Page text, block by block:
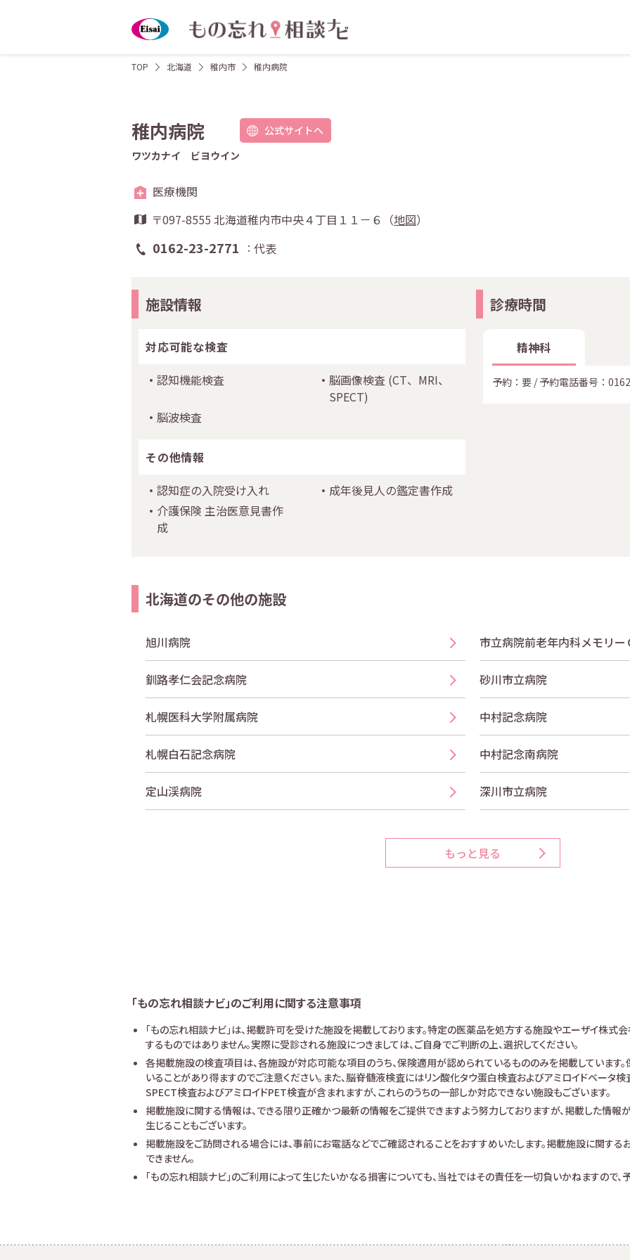
TOP 北海道 稚内市 稚内病院
稚内病院
公式サイトへ
ワツカナイ ビヨウイン
医療機関
〒097-8555 北海道稚内市中央４丁目１１－６（地図）
0162-23-2771 代表
施設情報
対応可能な検査
認知機能検査
脳画像検査 (CT、MRI、
SPECT)
脳波検査
その他情報
認知症の入院受け入れ
成年後見人の鑑定書作成
介護保険 主治医意見書作
成
診療時間
精神科
予約：要 / 予約電話番号：
北海道のその他の施設
旭川病院
釧路孝仁会記念病院
札幌医科大学附属病院
札幌白石記念病院
定山渓病院
市立病院前老年内科メモリー
砂川市立病院
中村記念病院
中村記念南病院
深川市立病院
もっと見る
「もの忘れ相談ナビ」のご利用に関する注意事項
「もの忘れ相談ナビ」は、掲載許可を受けた施設を掲載しております。特定の医薬品を処方する施設やエーザイ株式会
するものではありません。実際に受診される施設につきましては、ご自身でご判断の上、選択してください。
各掲載施設の検査項目は、各施設が対応可能な項目のうち、保険適用が認められているもののみを掲載しています
いることがあり得ますのでご注意ください。また、脳脊髄液検査にはリン酸化タウ蛋白検査およびアミロイドベータ
SPECT検査およびアミロイドPET検査が含まれますが、これらのうちの一部しか対応できない施設もございます。
掲載施設に関する情報は、できる限り正確かつ最新の情報をご提供できますよう努力しておりますが、掲載した情
生じることもございます。
掲載施設をご訪問される場合には、事前にお電話などでご確認されることをおすすめいたします。掲載施設に関する
できません。
「もの忘れ相談ナビ」のご利用によって生じたいかなる損害についても、当社ではその責任を一切負いかねますので、